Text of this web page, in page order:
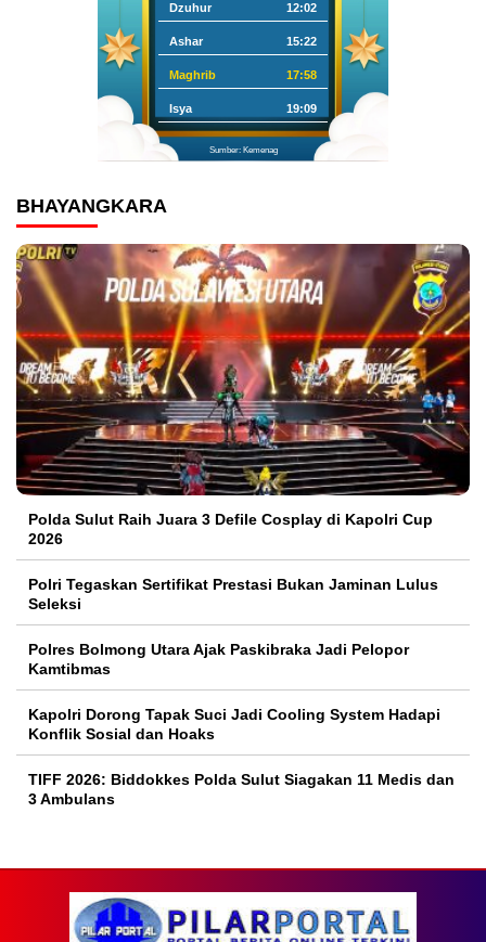
Dzuhur 12:02
Ashar 15:22
Maghrib 17:58
Isya 19:09
Sumber: Kemenag
BHAYANGKARA
Polda Sulut Raih Juara 3 Defile Cosplay di Kapolri Cup
2026
Polri Tegaskan Sertifikat Prestasi Bukan Jaminan Lulus
Seleksi
Polres Bolmong Utara Ajak Paskibraka Jadi Pelopor
Kamtibmas
Kapolri Dorong Tapak Suci Jadi Cooling System Hadapi
Konflik Sosial dan Hoaks
TIFF 2026: Biddokkes Polda Sulut Siagakan 11 Medis dan
3 Ambulans